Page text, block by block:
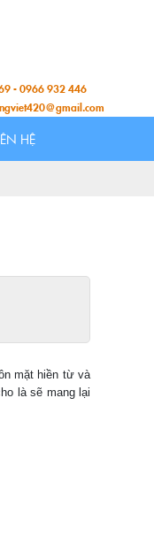
- 0966 932 446
HỆ
mặt hiền từ và
là sẽ mang lại